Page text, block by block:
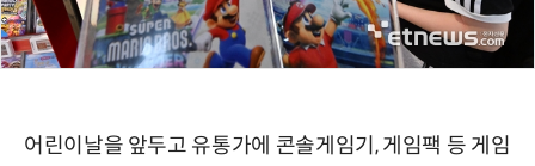
어린이날을 앞두고 유통가에 콘솔게임기, 게임팩 등 게임